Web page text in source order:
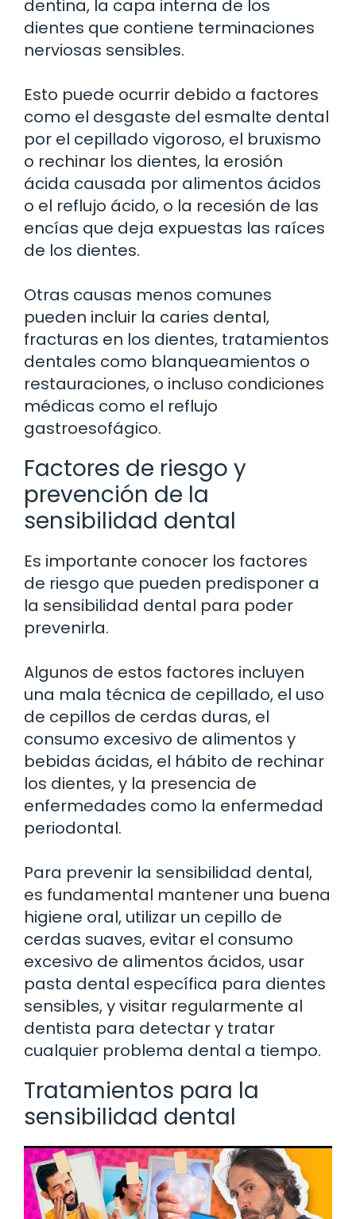
dentina, la capa interna de los
dientes que contiene terminaciones
nerviosas sensibles.
Esto puede ocurrir debido a factores
como el desgaste del esmalte dental
por el cepillado vigoroso, el bruxismo
o rechinar los dientes, la erosión
ácida causada por alimentos ácidos
o el reflujo ácido, o la recesión de las
encías que deja expuestas las raíces
de los dientes.
Otras causas menos comunes
pueden incluir la caries dental,
fracturas en los dientes, tratamientos
dentales como blanqueamientos o
restauraciones, o incluso condiciones
médicas como el reflujo
gastroesofágico.
Factores de riesgo y
prevención de la
sensibilidad dental
Es importante conocer los factores
de riesgo que pueden predisponer a
la sensibilidad dental para poder
prevenirla.
Algunos de estos factores incluyen
una mala técnica de cepillado, el uso
de cepillos de cerdas duras, el
consumo excesivo de alimentos y
bebidas ácidas, el hábito de rechinar
los dientes, y la presencia de
enfermedades como la enfermedad
periodontal.
Para prevenir la sensibilidad dental,
es fundamental mantener una buena
higiene oral, utilizar un cepillo de
cerdas suaves, evitar el consumo
excesivo de alimentos ácidos, usar
pasta dental específica para dientes
sensibles, y visitar regularmente al
dentista para detectar y tratar
cualquier problema dental a tiempo.
Tratamientos para la
sensibilidad dental